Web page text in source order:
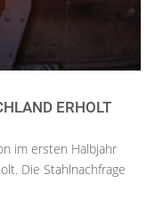
ERHOLT
im ersten Halbjahr
Die Stahlnachfrage